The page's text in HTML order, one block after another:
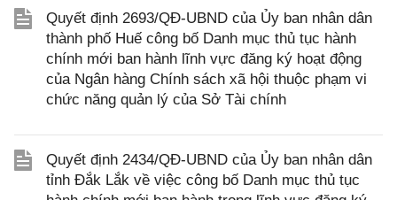
Quyết định 2693/QĐ-UBND của Ủy ban nhân dân
thành phố Huế công bố Danh mục thủ tục hành
chính mới ban hành lĩnh vực đăng ký hoạt động
của Ngân hàng Chính sách xã hội thuộc phạm vi
chức năng quản lý của Sở Tài chính
Quyết định 2434/QĐ-UBND của Ủy ban nhân dân
tỉnh Đắk Lắk về việc công bố Danh mục thủ tục